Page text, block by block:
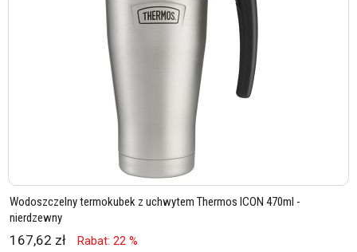
Wodoszczelny termokubek z uchwytem Thermos ICON 470ml -
nierdzewny
167,62 zł Rabat: 22 %